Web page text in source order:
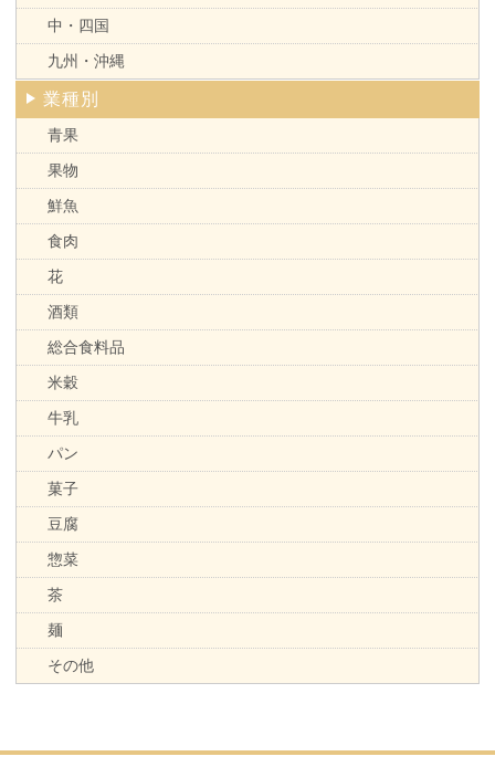
中・四国
九州・沖縄
業種別
青果
果物
鮮魚
食肉
花
酒類
総合食料品
米穀
牛乳
パン
菓子
豆腐
惣菜
茶
麺
その他